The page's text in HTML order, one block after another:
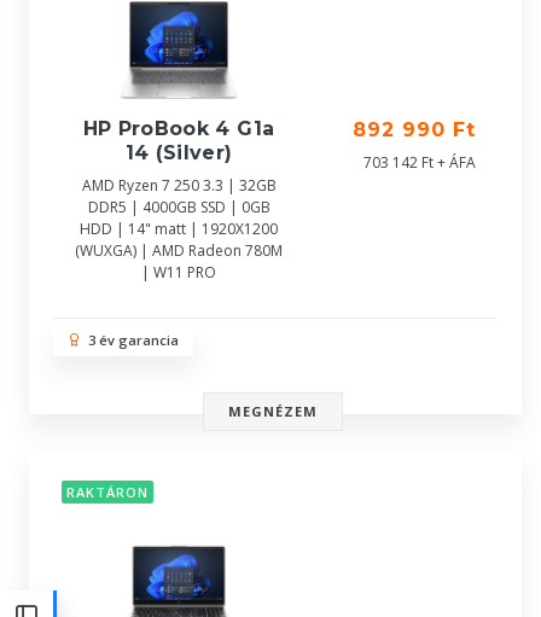
HP ProBook 4 G1a
14 (Silver)
AMD Ryzen 7 250 3.3 | 32GB
DDR5 | 4000GB SSD | 0GB
HDD | 14" matt | 1920X1200
(WUXGA) | AMD Radeon 780M
| W11 PRO
892 990 Ft
703 142 Ft + ÁFA
3 év garancia
MEGNÉZEM
RAKTÁRON